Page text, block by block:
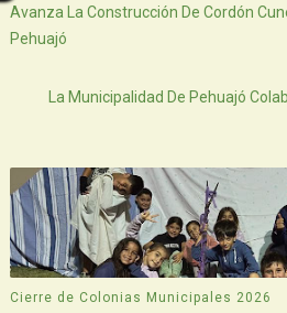
Avanza La Construcción De Cordón
Pehuajó
La Municipalidad De Pehuajó
Cierre de Colonias Municipales 2026